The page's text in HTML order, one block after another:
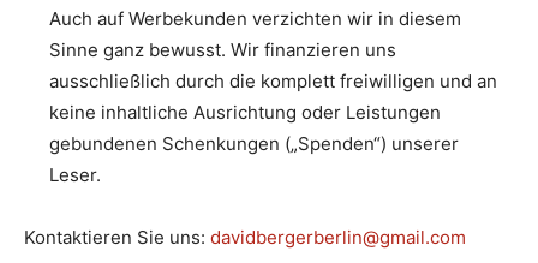
Auch auf Werbekunden verzichten wir in diesem
Sinne ganz bewusst. Wir finanzieren uns
ausschließlich durch die komplett freiwilligen und an
keine inhaltliche Ausrichtung oder Leistungen
gebundenen Schenkungen („Spenden“) unserer
Leser.
Kontaktieren Sie uns: davidbergerberlin@gmail.com